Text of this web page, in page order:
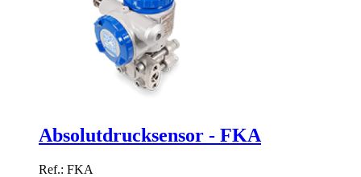
Absolutdrucksensor - FKA
Ref.: FKA